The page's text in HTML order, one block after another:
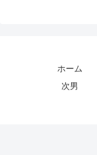
ホーム
次男